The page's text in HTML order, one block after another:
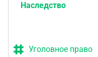
Наследство
Уголовное право